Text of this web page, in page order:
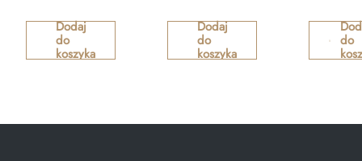
Dodaj
do
koszyka
Dodaj
do
koszyka
do